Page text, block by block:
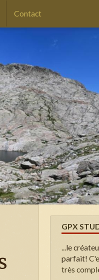
Contact
GPX
...le
parfait!
très